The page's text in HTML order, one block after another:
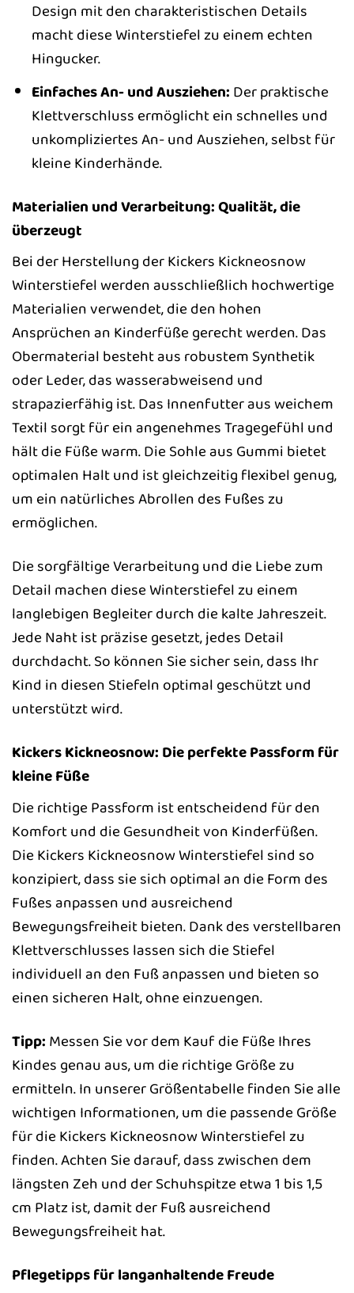
Design mit den charakteristischen Details
macht diese Winterstiefel zu einem echten
Hingucker.
Einfaches An- und Ausziehen: Der praktische
Klettverschluss ermöglicht ein schnelles und
unkompliziertes An- und Ausziehen, selbst für
kleine Kinderhände.
Materialien und Verarbeitung: Qualität, die
überzeugt
Bei der Herstellung der Kickers Kickneosnow
Winterstiefel werden ausschließlich hochwertige
Materialien verwendet, die den hohen
Ansprüchen an Kinderfüße gerecht werden. Das
Obermaterial besteht aus robustem Synthetik
oder Leder, das wasserabweisend und
strapazierfähig ist. Das Innenfutter aus weichem
Textil sorgt für ein angenehmes Tragegefühl und
hält die Füße warm. Die Sohle aus Gummi bietet
optimalen Halt und ist gleichzeitig flexibel genug,
um ein natürliches Abrollen des Fußes zu
ermöglichen.
Die sorgfältige Verarbeitung und die Liebe zum
Detail machen diese Winterstiefel zu einem
langlebigen Begleiter durch die kalte Jahreszeit.
Jede Naht ist präzise gesetzt, jedes Detail
durchdacht. So können Sie sicher sein, dass Ihr
Kind in diesen Stiefeln optimal geschützt und
unterstützt wird.
Kickers Kickneosnow: Die perfekte Passform für
kleine Füße
Die richtige Passform ist entscheidend für den
Komfort und die Gesundheit von Kinderfüßen.
Die Kickers Kickneosnow Winterstiefel sind so
konzipiert, dass sie sich optimal an die Form des
Fußes anpassen und ausreichend
Bewegungsfreiheit bieten. Dank des verstellbaren
Klettverschlusses lassen sich die Stiefel
individuell an den Fuß anpassen und bieten so
einen sicheren Halt, ohne einzuengen.
Tipp: Messen Sie vor dem Kauf die Füße Ihres
Kindes genau aus, um die richtige Größe zu
ermitteln. In unserer Größentabelle finden Sie alle
wichtigen Informationen, um die passende Größe
für die Kickers Kickneosnow Winterstiefel zu
finden. Achten Sie darauf, dass zwischen dem
längsten Zeh und der Schuhspitze etwa 1 bis 1,5
cm Platz ist, damit der Fuß ausreichend
Bewegungsfreiheit hat.
Pflegetipps für langanhaltende Freude